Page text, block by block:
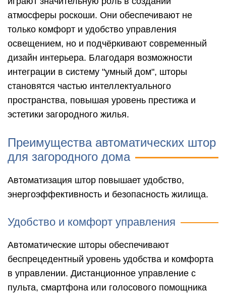
атмосферы роскоши. Они обеспечивают не
только комфорт и удобство управления
освещением, но и подчёркивают современный
дизайн интерьера. Благодаря возможности
интеграции в систему "умный дом", шторы
становятся частью интеллектуального
пространства, повышая уровень престижа и
эстетики загородного жилья.
Преимущества автоматических штор
для загородного дома
Автоматизация штор повышает удобство,
энергоэффективность и безопасность жилища.
Удобство и комфорт управления
Автоматические шторы обеспечивают
беспрецедентный уровень удобства и комфорта
в управлении. Дистанционное управление с
пульта, смартфона или голосового помощника